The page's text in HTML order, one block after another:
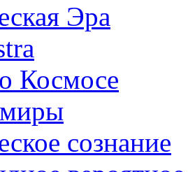
Эра
Космосе
сознание